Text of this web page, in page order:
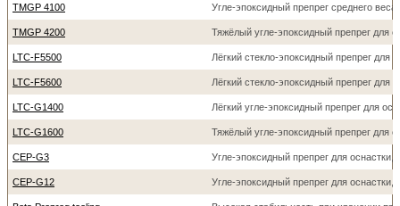
TMGP 4100 Угле-эпоксидный препрег среднего
TMGP 4200 Тяжёлый угле-эпоксидный препрег для
LTC-F5500 Лёгкий стекло-эпоксидный препрег для
LTC-F5600 Лёгкий стекло-эпоксидный препрег для
LTC-G1400 Лёгкий угле-эпоксидный препрег для
LTC-G1600 Тяжёлый угле-эпоксидный препрег для
CEP-G3 Угле-эпоксидный препрег для
CEP-G12 Угле-эпоксидный препрег для